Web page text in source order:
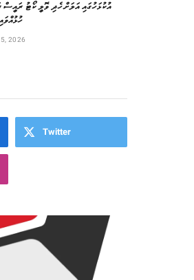
އުކުޅަހުގައި އަލަށް ހެދި ވޮލީ ކޯޓު
5, 2026
Twitter